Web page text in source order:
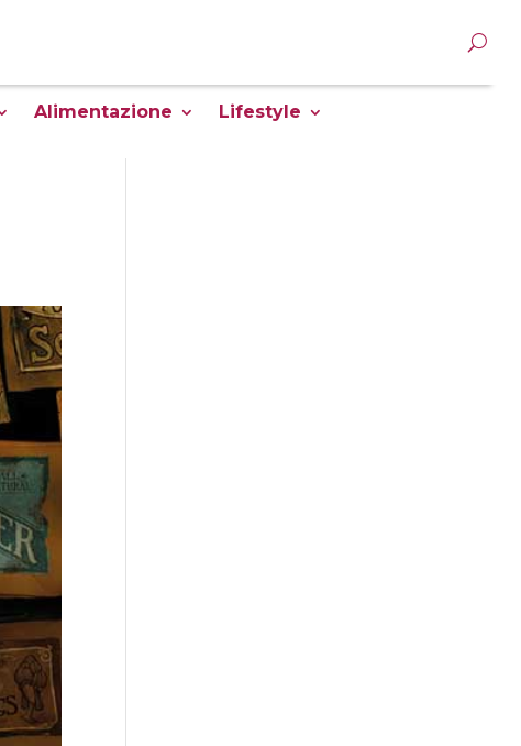
Alimentazione Lifestyle